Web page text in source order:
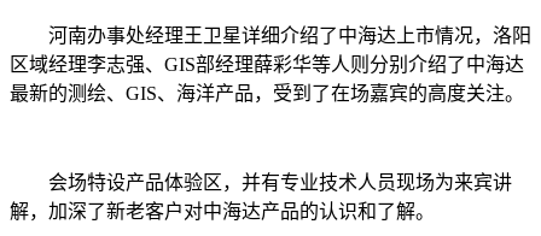
河南办事处经理王卫星详细介绍了中海达上市情况，洛阳
区域经理李志强、GIS部经理薛彩华等人则分别介绍了中海达
最新的测绘、GIS、海洋产品，受到了在场嘉宾的高度关注。
会场特设产品体验区，并有专业技术人员现场为来宾讲
解，加深了新老客户对中海达产品的认识和了解。